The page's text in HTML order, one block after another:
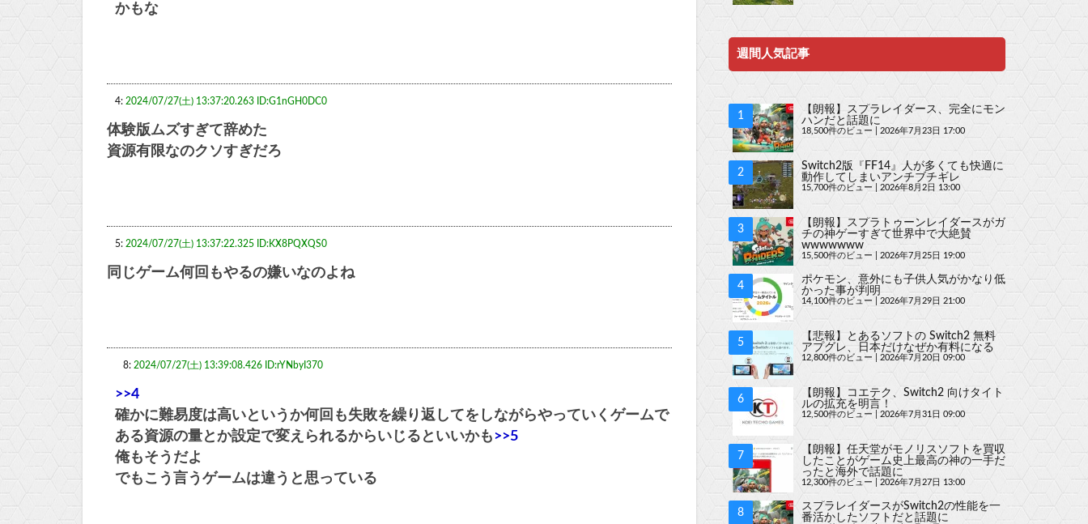
かもな
4: 2024/07/27(土) 13:37:20.263 ID:G1nGH0DC0
体験版ムズすぎて辞めた
資源有限なのクソすぎだろ
5: 2024/07/27(土) 13:37:22.325 ID:KX8PQXQS0
同じゲーム何回もやるの嫌いなのよね
8: 2024/07/27(土) 13:39:08.426 ID:rYNbyI370
>>4
確かに難易度は高いというか何回も失敗を繰り返してをしながらやっていくゲームで
ある資源の量とか設定で変えられるからいじるといいかも >>5
俺もそうだよ
でもこう言うゲームは違うと思っている
週間人気記事
【朗報】スプラレイダース、完全にモン
ハンだと話題に
18,500件のビュー 2026年7月23日 17:00
Switch2版『FF14』人が多くても快適に
動作してしまいアンチブチギレ
15,700件のビュー 2026年8月2日 13:00
【朗報】スプラトゥーンレイダースがガ
チの神ゲーすぎて世界中で大絶賛
wwwwwww
15,500件のビュー 2026年7月25日 19:00
ポケモン、意外にも子供人気がかなり低
かった事が判明
14,100件のビュー 2026年7月29日 21:00
【悲報】とあるソフトの Switch2 無料
アプグレ、日本だけなぜか有料になる
12,800件のビュー 2026年7月20日 09:00
【朗報】コエテク、Switch2 向けタイト
ルの拡充を明言！
12,500件のビュー 2026年7月31日 09:00
【朗報】任天堂がモノリスソフトを買収
したことがゲーム史上最高の神の一手だ
ったと海外で話題に
12,300件のビュー 2026年7月27日 13:00
スプラレイダースがSwitch2の性能を一
番活かしたソフトだと話題に